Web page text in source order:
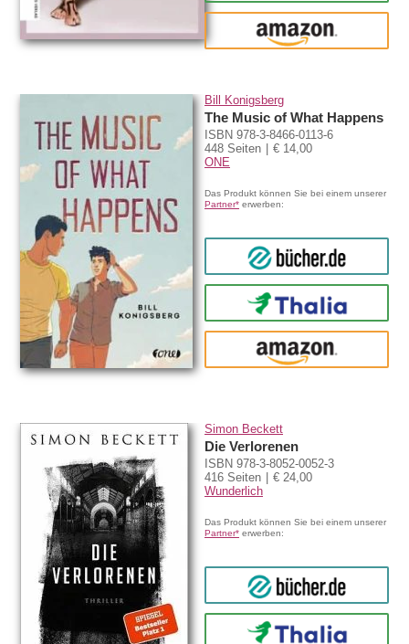
amazon
Bill Konigsberg
The Music of What Happens
ISBN 978-3-8466-0113-6
448 Seiten
€ 14,00
ONE
Das Produkt können Sie bei einem unserer
Partner* erwerben:
bücher.de
Thalia
amazon
Simon Beckett
Die Verlorenen
ISBN 978-3-8052-0052-3
416 Seiten
€ 24,00
Wunderlich
Das Produkt können Sie bei einem unserer
Partner* erwerben:
bücher.de
Thalia